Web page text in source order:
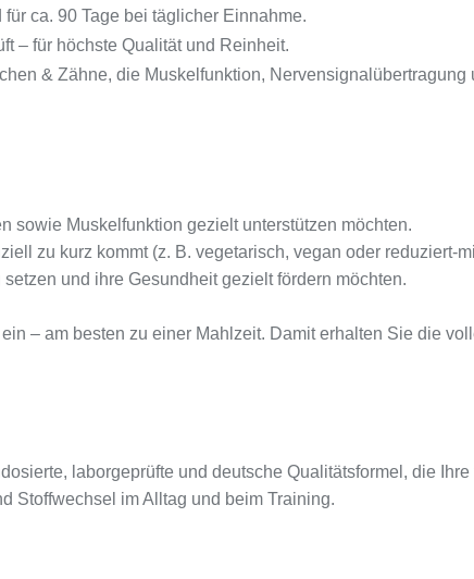
ca. 90 Tage bei täglicher Einnahme.
– für höchste Qualität und Reinheit.
& Zähne, die Muskelfunktion, Nervensignalübertragung
sowie Muskelfunktion gezielt unterstützen möchten.
zu kurz kommt (z. B. vegetarisch, vegan oder reduziert-
und ihre Gesundheit gezielt fördern möchten.
– am besten zu einer Mahlzeit. Damit erhalten Sie die
laborgeprüfte und deutsche Qualitätsformel, die
Stoffwechsel im Alltag und beim Training.